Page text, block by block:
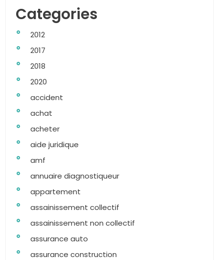
Categories
2012
2017
2018
2020
accident
achat
acheter
aide juridique
amf
annuaire diagnostiqueur
appartement
assainissement collectif
assainissement non collectif
assurance auto
assurance construction